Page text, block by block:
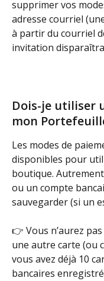
supprimer vos
adresse courriel
à partir du courriel
invitation
Dois-je utiliser
mon
Les modes de
disponibles pour
boutique.
ou un compte
sauvegarder (si un
👉 Vous n’aurez
une autre carte (ou
vous avez déjà 10
bancaires